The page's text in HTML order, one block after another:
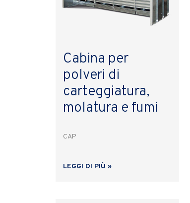
Cabina per
polveri di
carteggiatura,
molatura e fumi
CAP
LEGGI DI PIÙ »